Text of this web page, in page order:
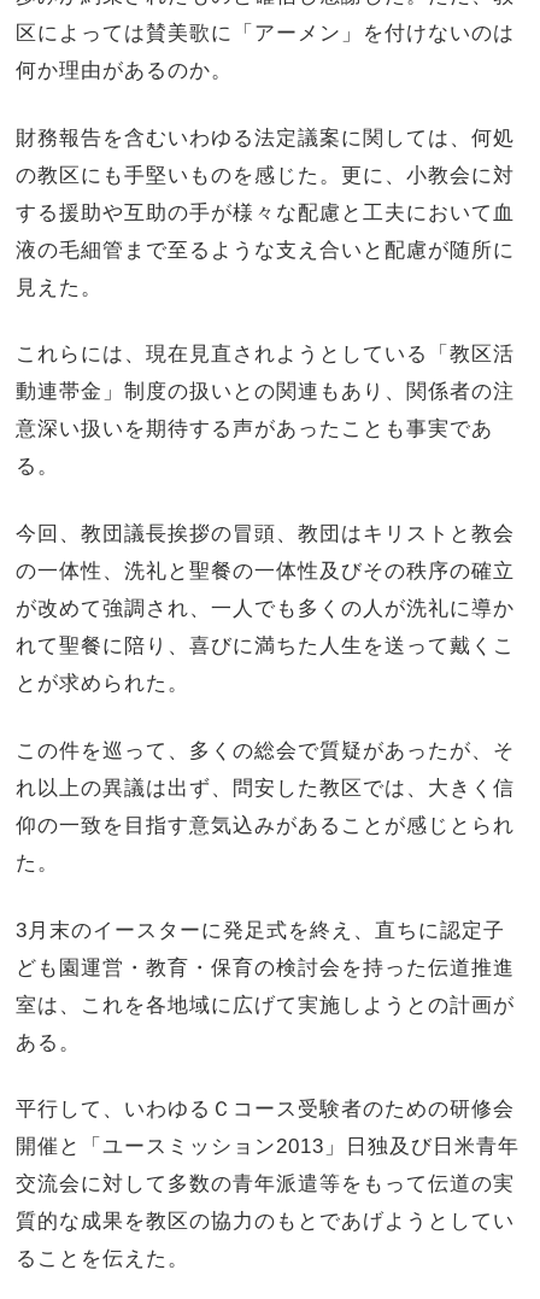
区によっては賛美歌に「アーメン」を付けないのは
何か理由があるのか。
財務報告を含むいわゆる法定議案に関しては、何処
の教区にも手堅いものを感じた。更に、小教会に対
する援助や互助の手が様々な配慮と工夫において血
液の毛細管まで至るような支え合いと配慮が随所に
見えた。
これらには、現在見直されようとしている「教区活
動連帯金」制度の扱いとの関連もあり、関係者の注
意深い扱いを期待する声があったことも事実であ
る。
今回、教団議長挨拶の冒頭、教団はキリストと教会
の一体性、洗礼と聖餐の一体性及びその秩序の確立
が改めて強調され、一人でも多くの人が洗礼に導か
れて聖餐に陪り、喜びに満ちた人生を送って戴くこ
とが求められた。
この件を巡って、多くの総会で質疑があったが、そ
れ以上の異議は出ず、問安した教区では、大きく信
仰の一致を目指す意気込みがあることが感じとられ
た。
3月末のイースターに発足式を終え、直ちに認定子
ども園運営・教育・保育の検討会を持った伝道推進
室は、これを各地域に広げて実施しようとの計画が
ある。
平行して、いわゆるＣコース受験者のための研修会
開催と「ユースミッション2013」日独及び日米青年
交流会に対して多数の青年派遣等をもって伝道の実
質的な成果を教区の協力のもとであげようとしてい
ることを伝えた。